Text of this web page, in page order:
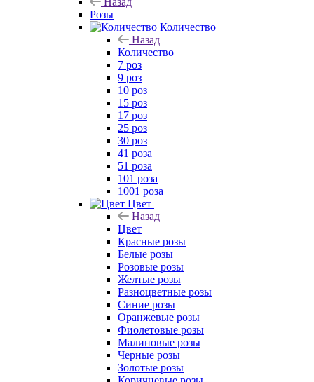
Розы
Количество
Назад
Количество
7 роз
9 роз
10 роз
15 роз
17 роз
25 роз
30 роз
41 роза
51 роза
101 роза
1001 роза
Цвет
Назад
Цвет
Красные розы
Белые розы
Розовые розы
Желтые розы
Разноцветные розы
Синие розы
Оранжевые розы
Фиолетовые розы
Малиновые розы
Черные розы
Золотые розы